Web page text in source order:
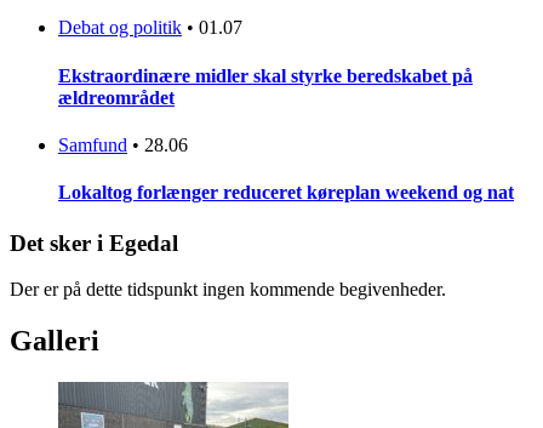
Debat og politik • 01.07
Ekstraordinære midler skal styrke beredskabet på
ældreområdet
Samfund • 28.06
Lokaltog forlænger reduceret køreplan weekend og nat
Det sker i Egedal
Der er på dette tidspunkt ingen kommende begivenheder.
Galleri